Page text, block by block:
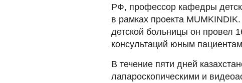
РФ, профессор кафедры
в рамках проекта
детской больницы он провел
консультаций юным
В течение пяти дней
лапароскопическими и